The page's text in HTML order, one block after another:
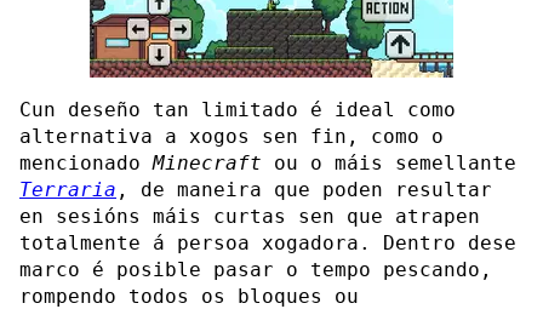
Cun deseño tan limitado é ideal como
alternativa a xogos sen fin, como o
mencionadoMinecraft ou o máis semellante
Terraria , de maneira que poden resultar
en sesións máis curtas sen que atrapen
totalmente á persoa xogadora. Dentro dese
marco é posible pasar o tempo pescando,
rompendo todos os bloques ou